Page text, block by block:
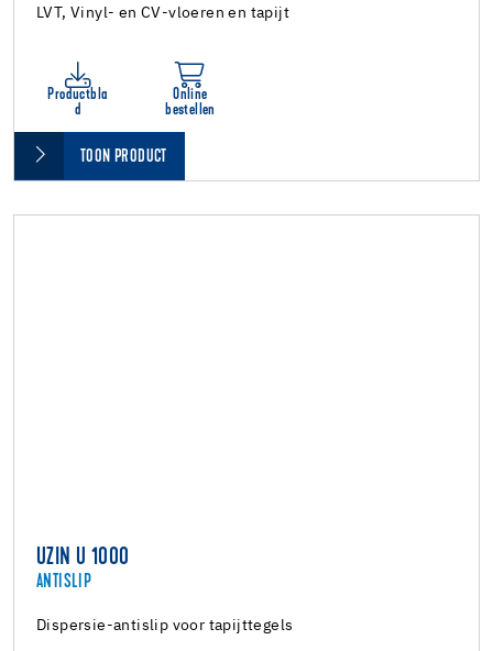
LVT, Vinyl- en CV-vloeren en tapijt
Productbla
d
Online
bestellen
TOON PRODUCT
UZIN U 1000
ANTISLIP
Dispersie-antislip voor tapijttegels